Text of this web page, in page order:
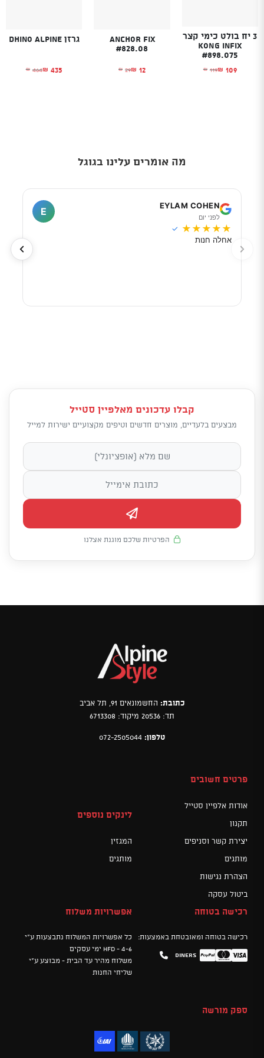
3 יח בולט כימי קצר
KONG Infix
#898.075
₪ 119
המחיר המקורי היה: ₪119.₪ 109 המחיר הנוכחי הוא: ₪109.
Anchor Fix
#828.08
₪ 29
המחיר המקורי היה: ₪29.₪ 12 המחיר הנוכחי הוא: ₪12.
גרזן Dhino Alpine
₪ 464
המחיר המקורי₪ 435 המחיר הנוכחי
מה אומרים עלינו בגוגל
EYLAM COHEN
לפני יום
E
★
★
★
★
★
✓
אחלה חנות
קבלו עדכונים מאלפיין סטייל
מבצעים בלעדיים, מוצרים חדשים וטיפים מקצועיים ישירות למייל
הפרטיות שלכם מוגנת אצלנו
כתובת: החשמונאים 91, תל אביב
תד: 20536 מיקוד: 6713308
טלפון: 072-2505044
פרטים חשובים
אודות אלפיין סטייל
תקנון
יצירת קשר וסניפים
מותגים
הצהרת נגישות
ביטול עסקה
לינקים נוספים
המגזין
מותגים
רכישה בטוחה
רכישה בטוחה ומאובטחת באמצעות:
Visa
Mastercard
PayPal
Diners
אפשרויות משלוח
כל אפשרויות המשלוח נתבצעות ע"י
HFD - 4-6 ימי עסקים
משלוח מהיר עד הבית - מבוצע ע"י
שליחי החנות
ספק מורשה